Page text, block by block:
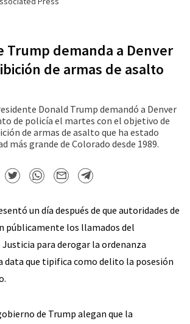
Trump demanda a Denver
de armas de asalto
Donald Trump demandó a Denver
de policía el martes con el objetivo de
de armas de asalto que ha estado
más grande de Colorado desde 1989.
un día después de que autoridades de
públicamente los llamados del
para derogar la ordenanza
data que tipifica como delito la posesión
de Trump alegan que la